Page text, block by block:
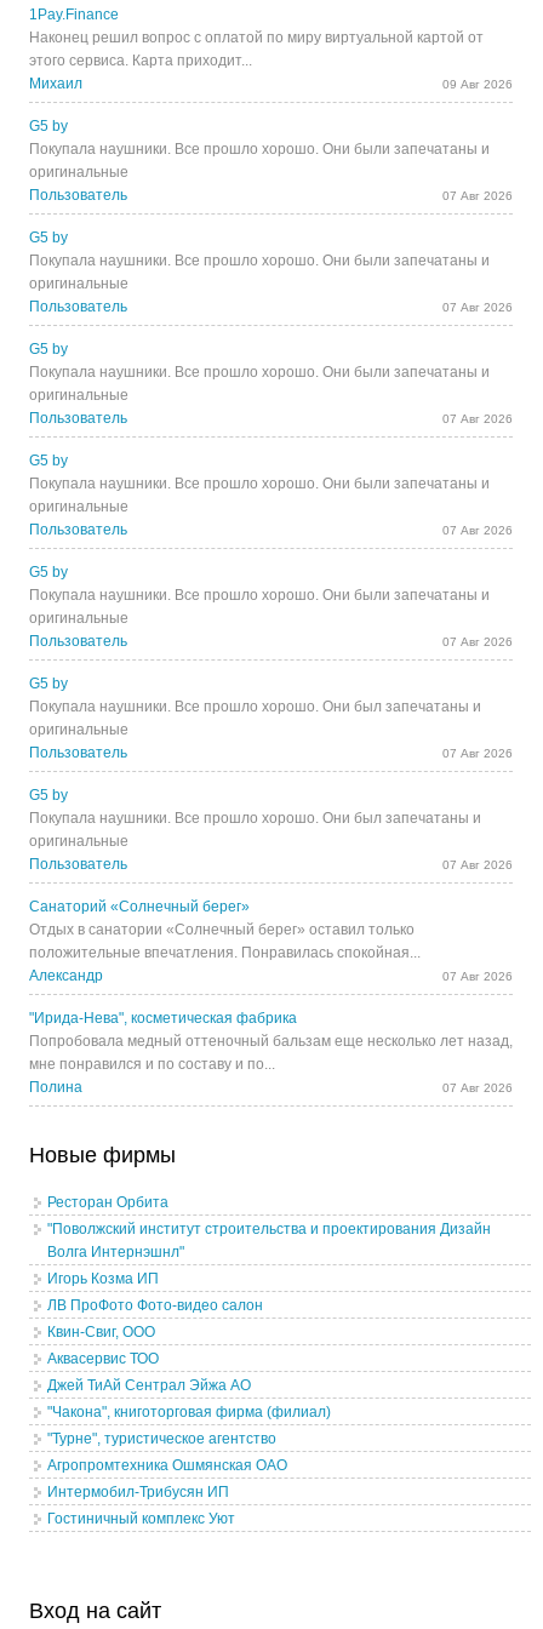
1Pay.Finance
Наконец решил вопрос с оплатой по миру виртуальной картой от
этого сервиса. Карта приходит...
Михаил
09 Авг 2026
G5 by
Покупала наушники. Все прошло хорошо. Они были запечатаны и
оригинальные
Пользователь
07 Авг 2026
G5 by
Покупала наушники. Все прошло хорошо. Они были запечатаны и
оригинальные
Пользователь
07 Авг 2026
G5 by
Покупала наушники. Все прошло хорошо. Они были запечатаны и
оригинальные
Пользователь
07 Авг 2026
G5 by
Покупала наушники. Все прошло хорошо. Они были запечатаны и
оригинальные
Пользователь
07 Авг 2026
G5 by
Покупала наушники. Все прошло хорошо. Они были запечатаны и
оригинальные
Пользователь
07 Авг 2026
G5 by
Покупала наушники. Все прошло хорошо. Они был запечатаны и
оригинальные
Пользователь
07 Авг 2026
G5 by
Покупала наушники. Все прошло хорошо. Они был запечатаны и
оригинальные
Пользователь
07 Авг 2026
Санаторий «Солнечный берег»
Отдых в санатории «Солнечный берег» оставил только
положительные впечатления. Понравилась спокойная...
Александр
07 Авг 2026
"Ирида-Нева", косметическая фабрика
Попробовала медный оттеночный бальзам еще несколько лет назад,
мне понравился и по составу и по...
Полина
07 Авг 2026
Новые фирмы
Ресторан Орбита
"Поволжский институт строительства и проектирования Дизайн
Волга Интернэшнл"
Игорь Козма ИП
ЛВ ПроФото Фото-видео салон
Квин-Свиг, ООО
Аквасервис ТОО
Джей ТиАй Сентрал Эйжа АО
"Чакона", книготорговая фирма (филиал)
"Турне", туристическое агентство
Агропромтехника Ошмянская ОАО
Интермобил-Трибусян ИП
Гостиничный комплекс Уют
Вход на сайт